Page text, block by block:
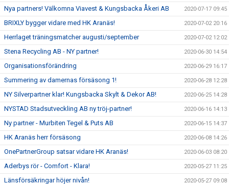
Nya partners! Välkomna Viavest & Kungsbacka Åkeri AB 2020-07-17 09:45
BRIXLY bygger vidare med HK Aranäs! 2020-07-02 20:16
Herrlaget träningsmatcher augusti/september 2020-07-02 12:02
Stena Recycling AB - NY partner! 2020-06-30 14:54
Organisationsförändring 2020-06-29 16:17
Summering av damernas försäsong 1! 2020-06-28 12:28
NY Silverpartner klar! Kungsbacka Skylt & Dekor AB! 2020-06-25 14:28
NYSTAD Stadsutveckling AB ny tröj-partner! 2020-06-16 14:13
Ny partner - Murbiten Tegel & Puts AB 2020-06-15 14:37
HK Aranäs herr försäsong 2020-06-08 14:26
OnePartnerGroup satsar vidare HK Aranäs! 2020-06-03 08:20
Aderbys rör - Comfort - Klara! 2020-05-27 11:25
Länsförsäkringar höjer nivån! 2020-05-27 09:08